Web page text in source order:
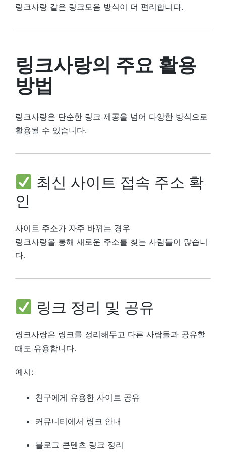
링크사랑 같은 링크모음 방식이 더 편리합니다.
링크사랑의 주요 활용
방법
링크사랑은 단순한 링크 제공을 넘어 다양한 방식으로
활용될 수 있습니다.
최신 사이트 접속 주소 확
인
사이트 주소가 자주 바뀌는 경우
링크사랑을 통해 새로운 주소를 찾는 사람들이 많습니
다.
링크 정리 및 공유
링크사랑은 링크를 정리해두고 다른 사람들과 공유할
때도 유용합니다.
예시:
친구에게 유용한 사이트 공유
커뮤니티에서 링크 안내
블로그 콘텐츠 링크 정리